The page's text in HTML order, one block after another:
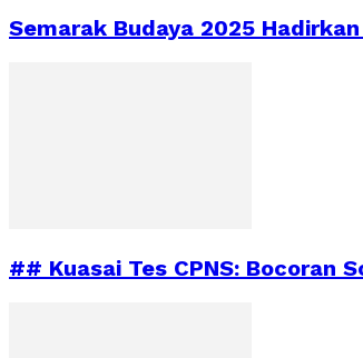
Semarak Budaya 2025
## Kuasai Tes CPNS: Bocoran